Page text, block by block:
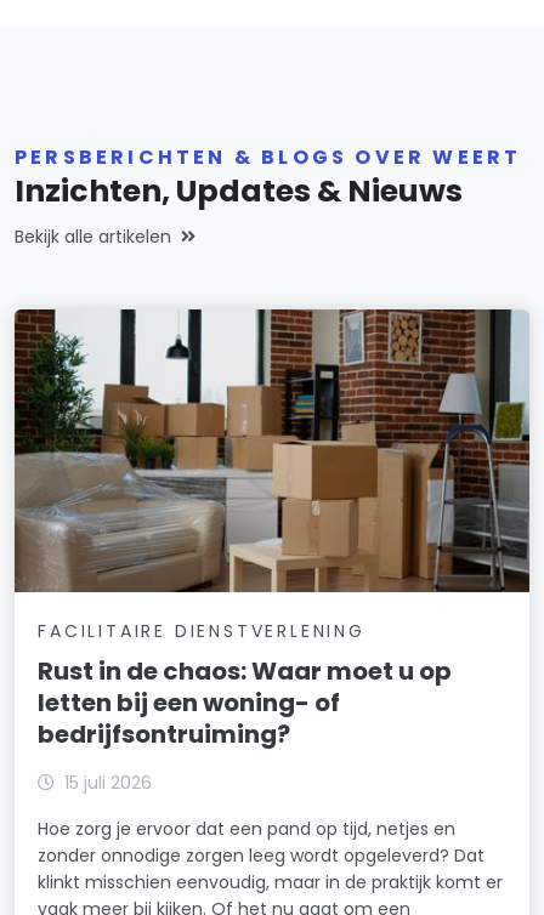
PERSBERICHTEN & BLOGS OVER WEERT
Inzichten, Updates & Nieuws
Bekijk alle artikelen
FACILITAIRE DIENSTVERLENING
Rust in de chaos: Waar moet u op
letten bij een woning- of
bedrijfsontruiming?
15 juli 2026
Hoe zorg je ervoor dat een pand op tijd, netjes en
zonder onnodige zorgen leeg wordt opgeleverd? Dat
klinkt misschien eenvoudig, maar in de praktijk komt er
vaak meer bij kijken. Of het nu gaat om een